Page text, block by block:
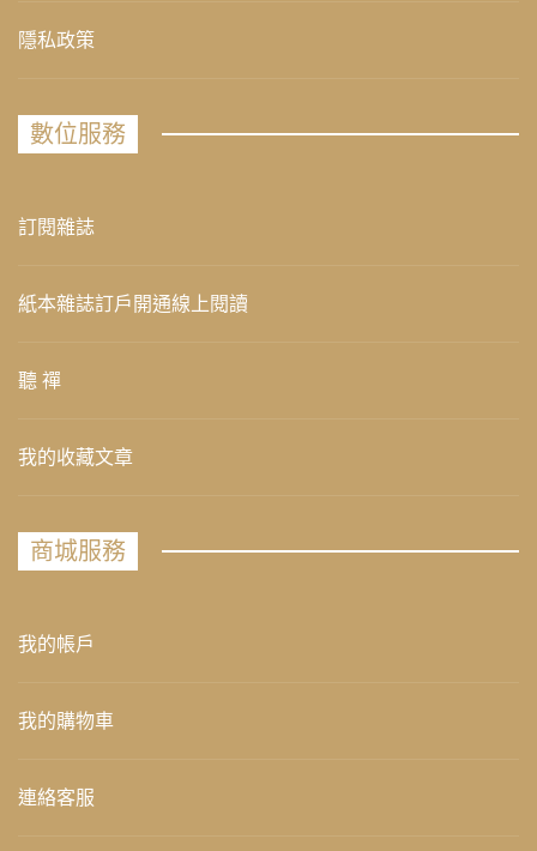
隱私政策
數位服務
訂閱雜誌
紙本雜誌訂戶開通線上閱讀
聽 禪
我的收藏文章
商城服務
我的帳戶
我的購物車
連絡客服